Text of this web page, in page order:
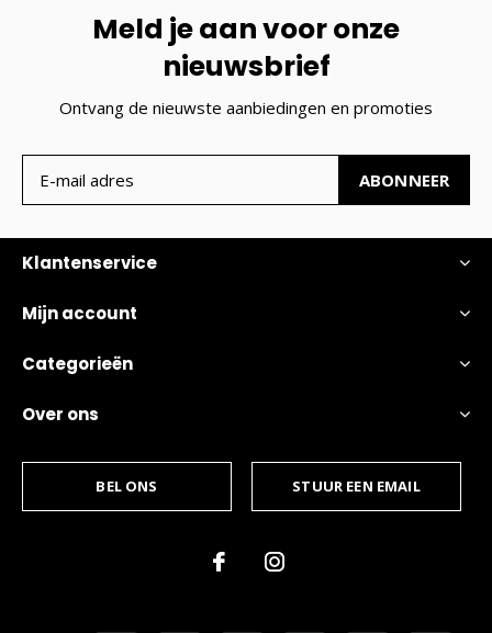
Meld je aan voor onze
nieuwsbrief
Ontvang de nieuwste aanbiedingen en promoties
ABONNEER
Klantenservice
Mijn account
Categorieën
Over ons
BEL ONS STUUR EEN EMAIL